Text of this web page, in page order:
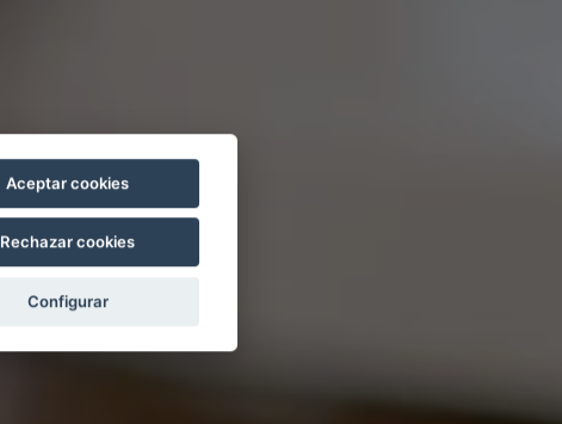
Aceptar cookies
Rechazar cookies
Configurar